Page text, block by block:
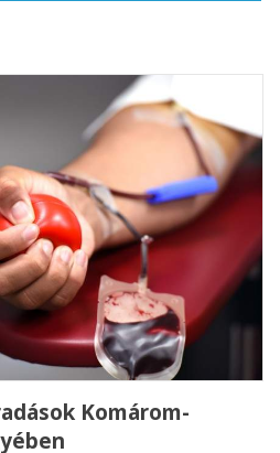
Komárom-